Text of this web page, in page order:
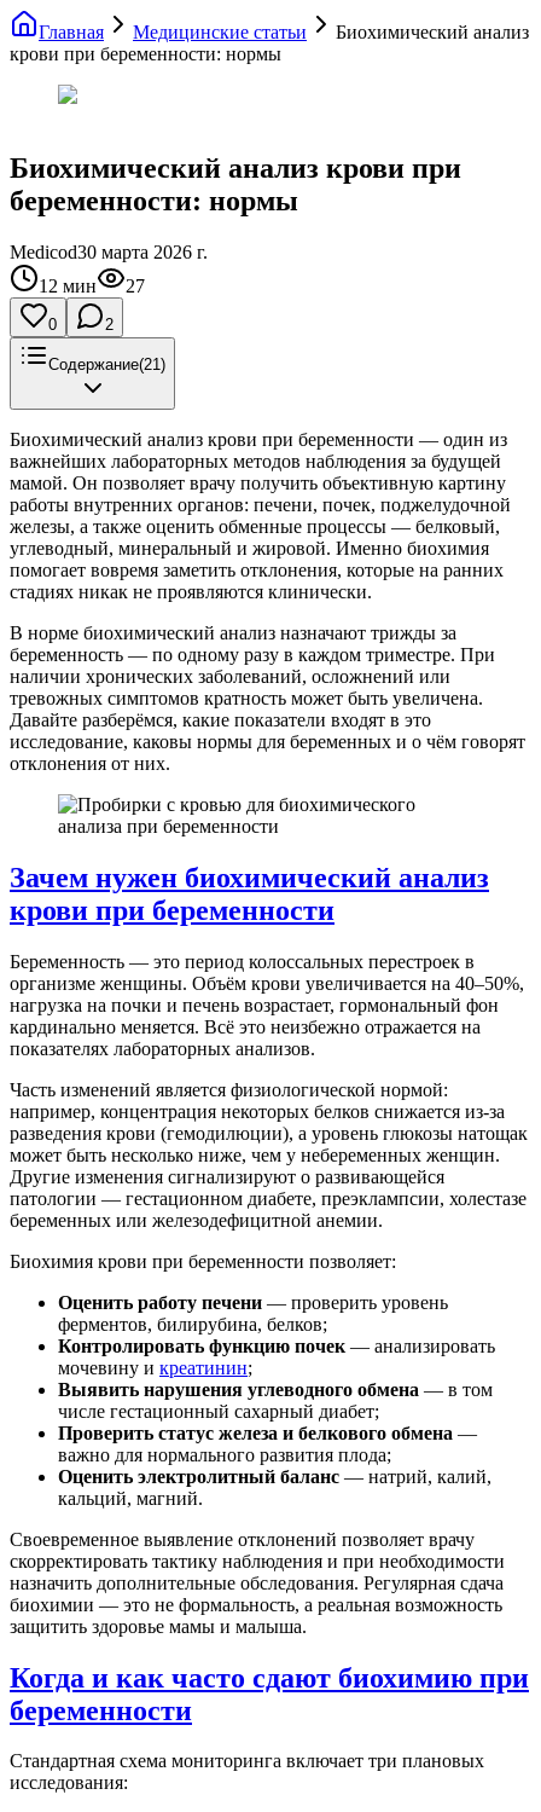
Главная Медицинские статьи
Биохимический анализ
крови при беременности: нормы
Биохимический анализ крови при
беременности: нормы
Medicod30 марта 2026 г.
12 мин 27
0 2
Содержание(21 )
Биохимический анализ крови при беременности — один из
важнейших лабораторных методов наблюдения за будущей
мамой. Он позволяет врачу получить объективную картину
работы внутренних органов: печени, почек, поджелудочной
железы, а также оценить обменные процессы — белковый,
углеводный, минеральный и жировой. Именно биохимия
помогает вовремя заметить отклонения, которые на ранних
стадиях никак не проявляются клинически.
В норме биохимический анализ назначают трижды за
беременность — по одному разу в каждом триместре. При
наличии хронических заболеваний, осложнений или
тревожных симптомов кратность может быть увеличена.
Давайте разберёмся, какие показатели входят в это
исследование, каковы нормы для беременных и о чём говорят
отклонения от них.
Зачем нужен биохимический анализ
крови при беременности
Беременность — это период колоссальных перестроек в
организме женщины. Объём крови увеличивается на 40–50%,
нагрузка на почки и печень возрастает, гормональный фон
кардинально меняется. Всё это неизбежно отражается на
показателях лабораторных анализов.
Часть изменений является физиологической нормой:
например, концентрация некоторых белков снижается из-за
разведения крови (гемодилюции), а уровень глюкозы натощак
может быть несколько ниже, чем у небеременных женщин.
Другие изменения сигнализируют о развивающейся
патологии — гестационном диабете, преэклампсии, холестазе
беременных или железодефицитной анемии.
Биохимия крови при беременности позволяет:
Оценить работу печени — проверить уровень
ферментов, билирубина, белков;
Контролировать функцию почек — анализировать
мочевину и креатинин;
Выявить нарушения углеводного обмена — в том
числе гестационный сахарный диабет;
Проверить статус железа и белкового обмена —
важно для нормального развития плода;
Оценить электролитный баланс — натрий, калий,
кальций, магний.
Своевременное выявление отклонений позволяет врачу
скорректировать тактику наблюдения и при необходимости
назначить дополнительные обследования. Регулярная сдача
биохимии — это не формальность, а реальная возможность
защитить здоровье мамы и малыша.
Когда и как часто сдают биохимию при
беременности
Стандартная схема мониторинга включает три плановых
исследования: